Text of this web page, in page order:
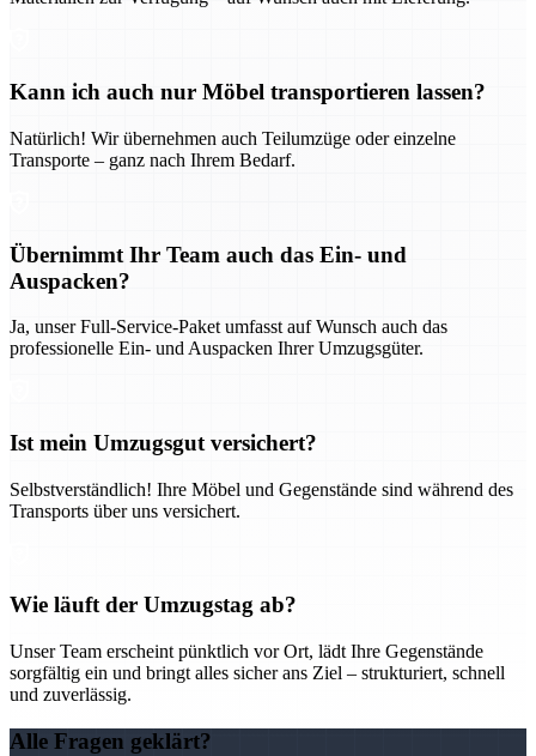
Kann ich auch nur Möbel transportieren lassen?
Natürlich! Wir übernehmen auch Teilumzüge oder einzelne
Transporte – ganz nach Ihrem Bedarf.
Übernimmt Ihr Team auch das Ein- und
Auspacken?
Ja, unser Full-Service-Paket umfasst auf Wunsch auch das
professionelle Ein- und Auspacken Ihrer Umzugsgüter.
Ist mein Umzugsgut versichert?
Selbstverständlich! Ihre Möbel und Gegenstände sind während des
Transports über uns versichert.
Wie läuft der Umzugstag ab?
Unser Team erscheint pünktlich vor Ort, lädt Ihre Gegenstände
sorgfältig ein und bringt alles sicher ans Ziel – strukturiert, schnell
und zuverlässig.
Alle Fragen geklärt?